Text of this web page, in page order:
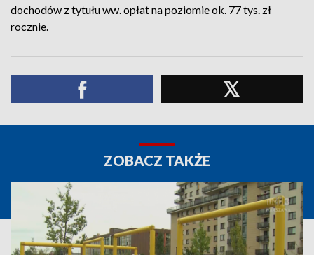
dochodów z tytułu ww. opłat na poziomie ok. 77 tys. zł
rocznie.
ZOBACZ TAKŻE